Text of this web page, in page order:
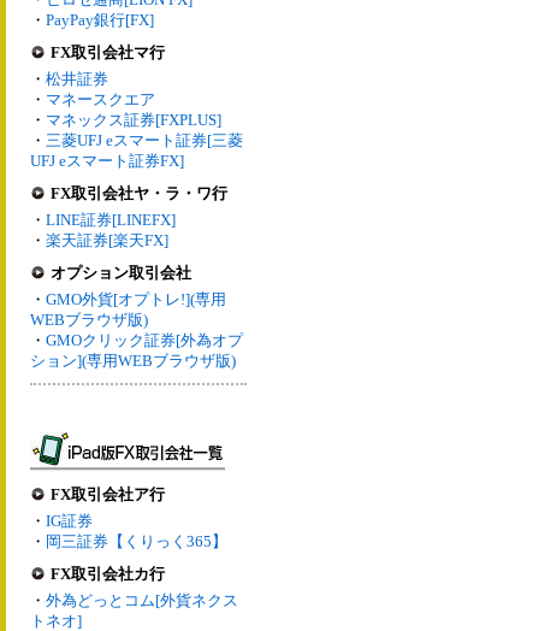
・ PayPay銀行[FX]
FX取引会社マ行
・ 松井証券
・ マネースクエア
・ マネックス証券[FXPLUS]
・ 三菱UFJ eスマート証券[三菱
UFJ eスマート証券FX]
FX取引会社ヤ・ラ・ワ行
・ LINE証券[LINEFX]
・ 楽天証券[楽天FX]
オプション取引会社
・ GMO外貨[オプトレ!](専用
WEBブラウザ版)
・ GMOクリック証券[外為オプ
ション](専用WEBブラウザ版)
FX取引会社ア行
・ IG証券
・ 岡三証券【くりっく365】
FX取引会社カ行
・ 外為どっとコム[外貨ネクス
トネオ]